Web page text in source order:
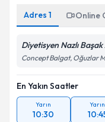
Adres 1 Online
Diyetisyen Nazlı
Concept Balgat, Oğuzlar
En Yakın Saatler
Yarın
10:30
Yarın